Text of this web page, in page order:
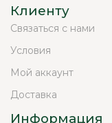
Клиенту
Связаться с нами
Условия
Мой аккаунт
Доставка
Информация